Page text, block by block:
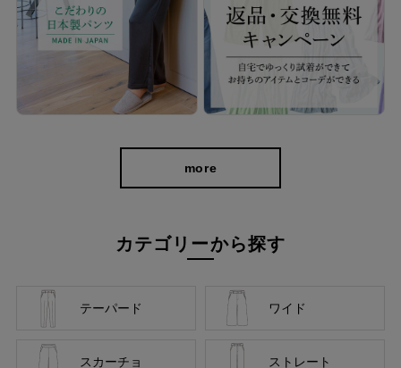
more
カテゴリーから探す
テーパード ワイド
スカーチョ ストレート